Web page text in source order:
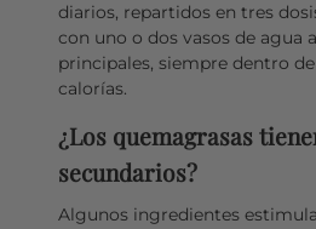
diarios, repartidos en tres
con uno o dos vasos de agua
principales, siempre dentro
calorías.
¿Los quemagrasas
secundarios?
Algunos ingredientes